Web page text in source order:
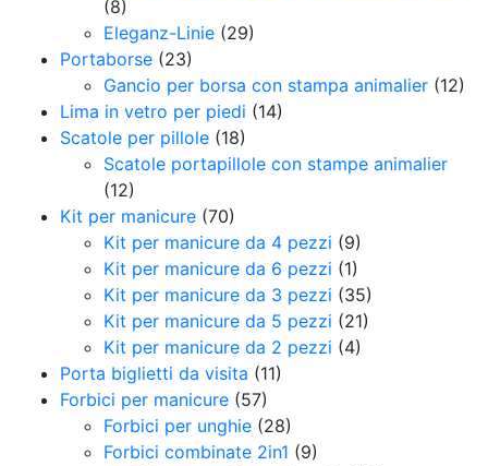
(8)
Eleganz-Linie (29)
Portaborse (23)
Gancio per borsa con stampa animalier (12)
Lima in vetro per piedi (14)
Scatole per pillole (18)
Scatole portapillole con stampe animalier
(12)
Kit per manicure (70)
Kit per manicure da 4 pezzi (9)
Kit per manicure da 6 pezzi (1)
Kit per manicure da 3 pezzi (35)
Kit per manicure da 5 pezzi (21)
Kit per manicure da 2 pezzi (4)
Porta biglietti da visita (11)
Forbici per manicure (57)
Forbici per unghie (28)
Forbici combinate 2in1 (9)